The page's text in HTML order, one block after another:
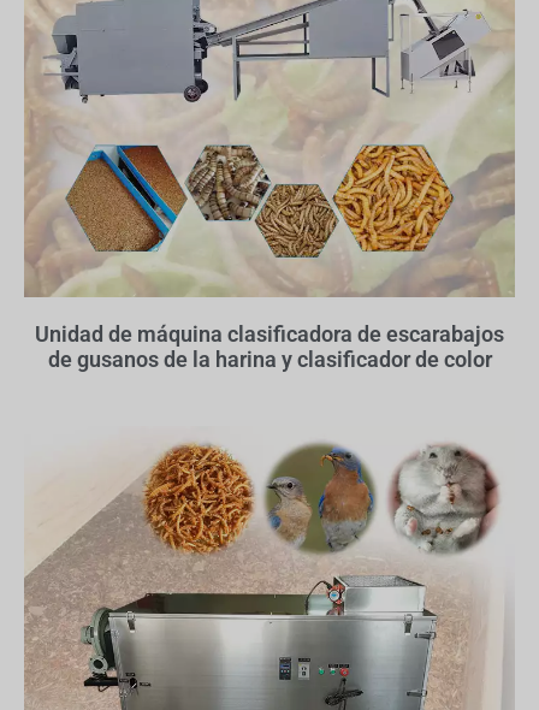
Unidad de máquina clasificadora de escarabajos
de gusanos de la harina y clasificador de color